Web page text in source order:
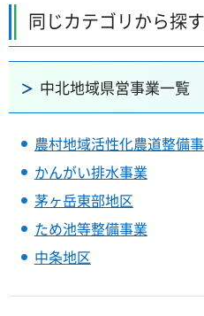
同じカテゴリから探す
中北地域県営事業一覧
農村地域活性化農道整備
かんがい排水事業
茅ヶ岳東部地区
ため池等整備事業
中条地区